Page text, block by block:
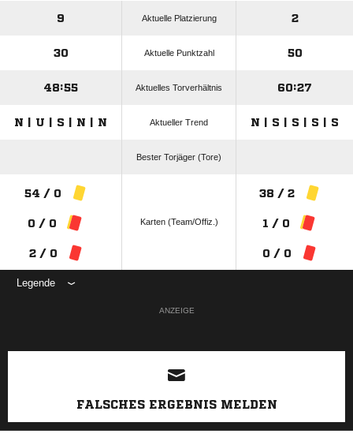
9 Aktuelle Platzierung 2
30 Aktuelle Punktzahl 50
48:55 Aktuelles Torverhältnis 60:27
N | U | S | N | N Aktueller Trend N | S | S | S | S
Bester Torjäger (Tore)
54 / 0
0 / 0
2 / 0
Karten (Team/Offiz.)
38 / 2
1 / 0
0 / 0
Legende
ANZEIGE
FALSCHES ERGEBNIS MELDEN